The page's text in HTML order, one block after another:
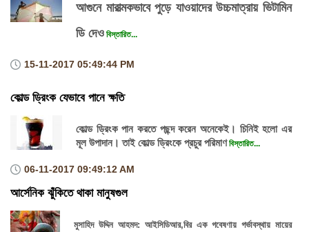
আগুনে মারাত্মকভাবে পুড়ে যাওয়াদের উচ্চমাত্রায় ভিটামিন
ডি দেওবিস্তারিত...
15-11-2017 05:49:44 PM
কোল্ড ড্রিংক যেভাবে পানে ক্ষতি
কোল্ড ড্রিংক পান করতে পছন্দ করেন অনেকেই। চিনিই হলো এর
মূল উপাদান। তাই কোল্ড ড্রিংকে প্রচুর পরিমাণবিস্তারিত...
06-11-2017 09:49:12 AM
আর্সেনিক ঝুঁকিতে থাকা মানুষগুল
মুসাহিদ উদ্দিন আহমদ: আইসিডিআর,বির এক গবেষণায় গর্ভাবস্থায় মায়ের